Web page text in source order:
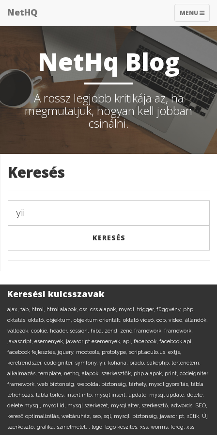
TOGGLE
MENU
NetHQ
NetHq Blog
A rossz legjobb kritikája az, ha
megmutatjuk, hogyan kell jobban
csinálni.
Keresés
Keresési kulcsszavak
ajax, tab, html, html alapok, css, css alapok, mysql, trigger, függvény, php,
oktatás, oktató, objektum, objektum orientált, oktató videó, oop, videó, állandók,
változók, cookie, header, session, hiba, zend, zend framework, framework,
javascript, esemenyek, javascript esemenyek, api, facebook, facebook api,
facebook fejlesztés, jquery, mootools, prototype, script.aculo.us, extjs,
keretrendszer, codeigniter, symfony, yii, kohana, prado, cakephp, történelem,
alkalmazás, template, nethq, alapok, szerkesztők, php alapok, print, codeigniter
framework, web biztonság, weboldal biztonság, tárhely, mysql gyorsítás, tábla
létrehozás, tábla törlés, insert into, mysql insert, update, mysql update, delete,
delete mysql, mysql id, mysql szerkezet, mysql alter, szerkesztő, adwords, SEO,
kereső optimalizálás, webáruház, seo, sql, mysql, biztonság, javascript, sütik, Új
szerkesztő, grafika, színelmélet, , logo, logo készítés, xss, worms, féreg, xss